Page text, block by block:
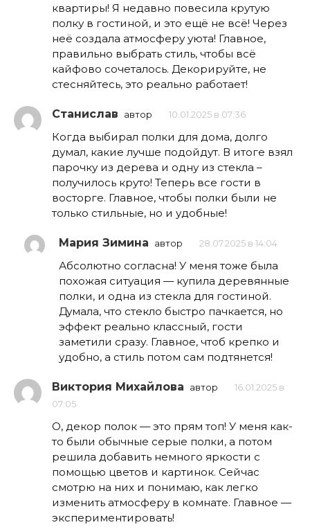
квартиры! Я недавно повесила крутую
полку в гостиной, и это ещё не всё! Через
неё создала атмосферу уюта! Главное,
правильно выбрать стиль, чтобы всё
кайфово сочеталось. Декорируйте, не
стесняйтесь, это реально работает!
Станислав автор 10.01.2025 в 07:36
Когда выбирал полки для дома, долго
думал, какие лучше подойдут. В итоге взял
парочку из дерева и одну из стекла –
получилось круто! Теперь все гости в
восторге. Главное, чтобы полки были не
только стильные, но и удобные!
Мария Зимина автор 28.07.2025 в 14:04
Абсолютно согласна! У меня тоже была
похожая ситуация — купила деревянные
полки, и одна из стекла для гостиной.
Думала, что стекло быстро пачкается, но
эффект реально классный, гости
заметили сразу. Главное, чтоб крепко и
удобно, а стиль потом сам подтянется!
Виктория Михайлова автор
16.01.2025 в
07:05
О, декор полок — это прям топ! У меня как-
то были обычные серые полки, а потом
решила добавить немного яркости с
помощью цветов и картинок. Сейчас
смотрю на них и понимаю, как легко
изменить атмосферу в комнате. Главное —
экспериментировать!